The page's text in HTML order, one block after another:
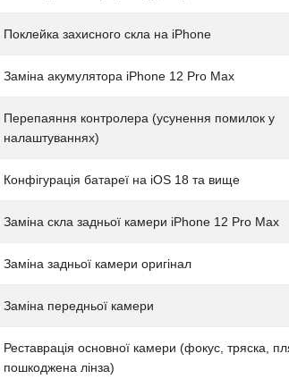
Поклейка захисного скла на iPhone
Заміна акумулятора iPhone 12 Pro Max
Перепаяння контролера (усунення помилок у
налаштуваннях)
Конфігурація батареї на iOS 18 та вище
Заміна скла задньої камери iPhone 12 Pro Max
Заміна задньої камери оригінал
Заміна передньої камери
Реставрація основної камери (фокус, тряска,
пошкоджена лінза)